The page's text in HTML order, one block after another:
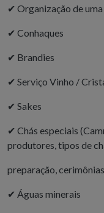
✔ Organização de
✔ Conhaques
✔ Brandies
✔ Serviço Vinho /
✔ Sakes
✔ Chás especiais
produtores, tipos de
preparação,
✔ Águas minerais